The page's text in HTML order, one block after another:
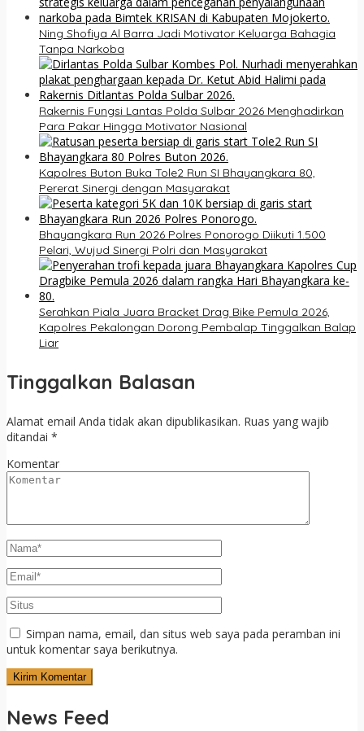
Ning Shofiya Al Barra Jadi Motivator Keluarga Bahagia
Tanpa Narkoba
Rakernis Fungsi Lantas Polda Sulbar 2026 Menghadirkan
Para Pakar Hingga Motivator Nasional
Kapolres Buton Buka Tole2 Run SI Bhayangkara 80,
Pererat Sinergi dengan Masyarakat
Bhayangkara Run 2026 Polres Ponorogo Diikuti 1.500
Pelari, Wujud Sinergi Polri dan Masyarakat
Serahkan Piala Juara Bracket Drag Bike Pemula 2026,
Kapolres Pekalongan Dorong Pembalap Tinggalkan Balap
Liar
Tinggalkan Balasan
Alamat email Anda tidak akan dipublikasikan. Ruas yang wajib
ditandai *
Komentar
Simpan nama, email, dan situs web saya pada peramban ini
untuk komentar saya berikutnya.
News Feed